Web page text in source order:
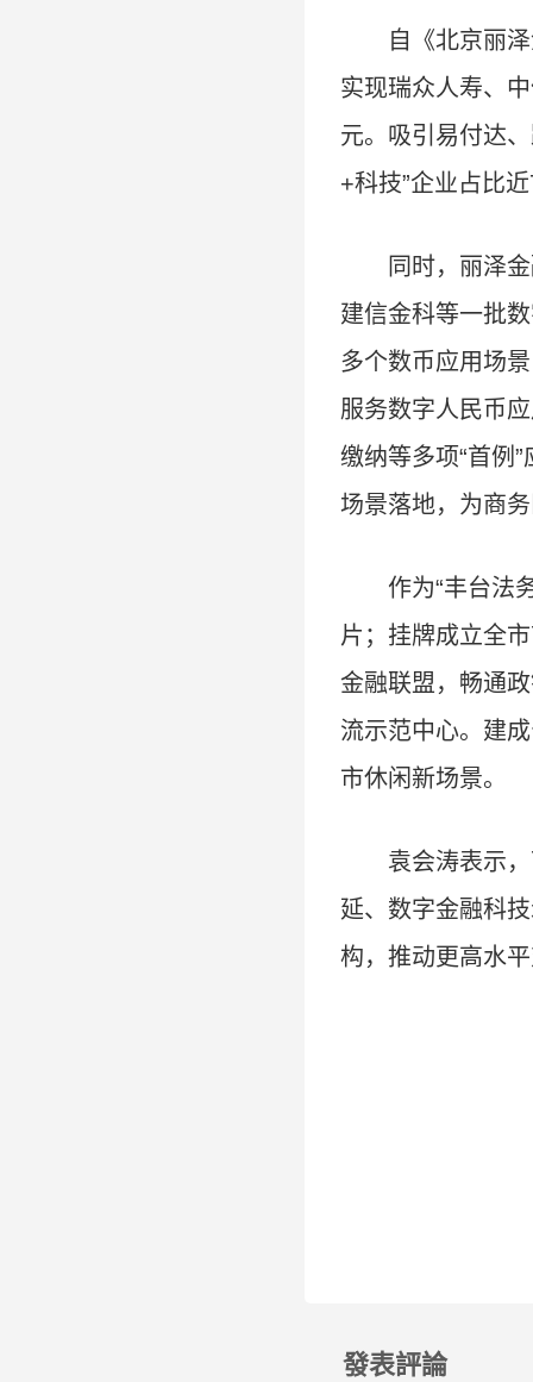
自《北京丽
实现瑞众人寿、
元。吸引易付达
+科技”企业占比
同时，丽泽
建信金科等一批
多个数币应用场
服务数字人民币
缴纳等多项“首例
场景落地，为商
作为“丰台法
片；挂牌成立全
金融联盟，畅通
流示范中心。建
市休闲新场景。
袁会涛表示
延、数字金融科
构，推动更高水
發表評論